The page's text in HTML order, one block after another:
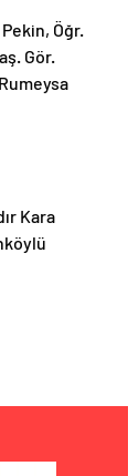
Pekin, Öğr.
Gör.
Kara